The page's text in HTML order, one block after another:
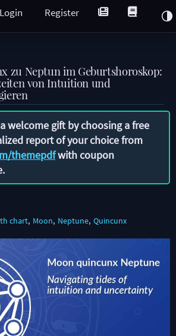
Register
Login
zu Neptun im Geburtshoroskop:
von Intuition und
welcome gift by choosing a free
report of your choice from
themepdfwith coupon
.
chart Moon Neptune Quincunx